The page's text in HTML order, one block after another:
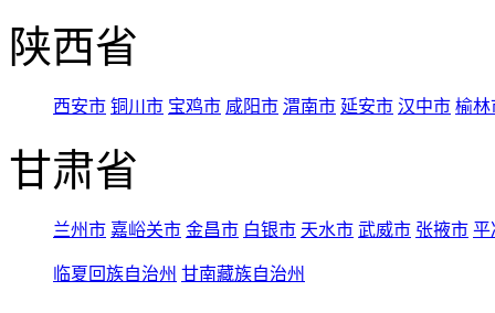
陕西省
西安市 铜川市 宝鸡市 咸阳市 渭南市 延安市 汉中市 榆林
甘肃省
兰州市 嘉峪关市 金昌市 白银市 天水市 武威市 张掖市 平
临夏回族自治州 甘南藏族自治州